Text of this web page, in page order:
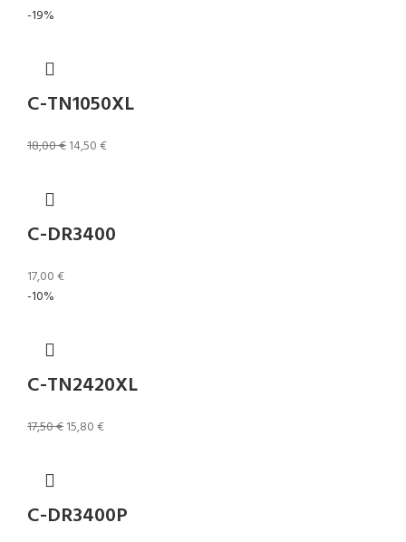
-19%
C-TN1050XL
18,00€14,50€
C-DR3400
17,00€
-10%
C-TN2420XL
17,50€15,80€
C-DR3400P